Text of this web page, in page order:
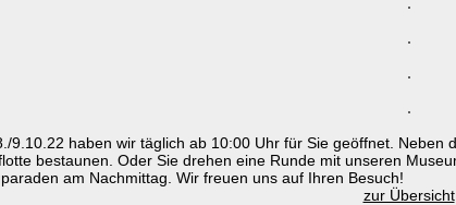
9.10.22 haben wir täglich ab 10:00 Uhr für Sie geöffnet.
bestaunen. Oder Sie drehen eine Runde mit unseren
am Nachmittag. Wir freuen uns auf Ihren Besuch!
zur Übersicht